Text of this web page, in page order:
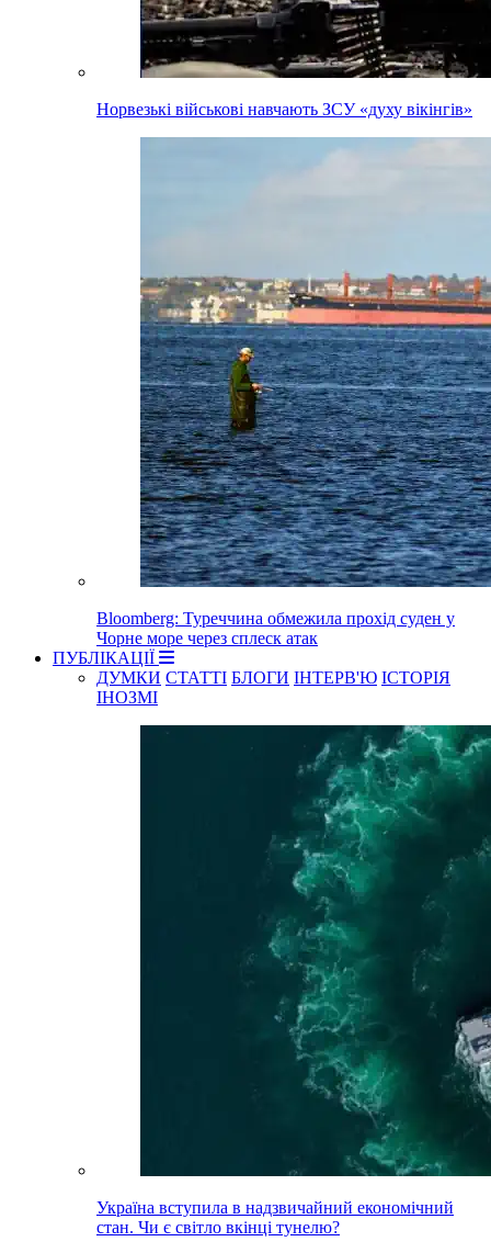
Норвезькі військові навчають ЗСУ «духу вікінгів»
Bloomberg: Туреччина обмежила прохід суден у
Чорне море через сплеск атак
ПУБЛІКАЦІЇ
ДУМКИ СТАТТІ БЛОГИ ІНТЕРВ'Ю ІСТОРІЯ
ІНОЗМІ
Україна вступила в надзвичайний економічний
стан. Чи є світло вкінці тунелю?